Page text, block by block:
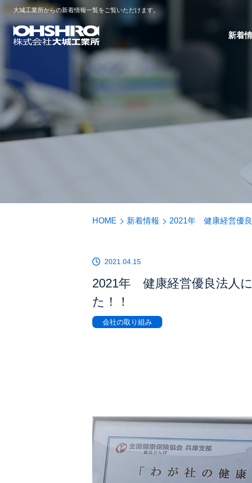
大城工業所からの新着情報一覧をご覧いただけます。
新着
HOME 新着情報 2021年 健康経営優良
2021.04.15
2021年 健康経営優良法人
た！！
会社の取り組み